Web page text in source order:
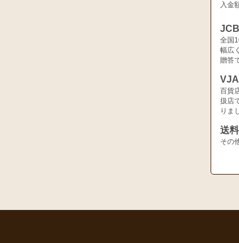
入金
全国
幅広
贈答
百貨
扱店
りま
送
その